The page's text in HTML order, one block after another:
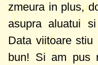
zmeura in plus,
asupra aluatui
Data viitoare
bun! Si am pus